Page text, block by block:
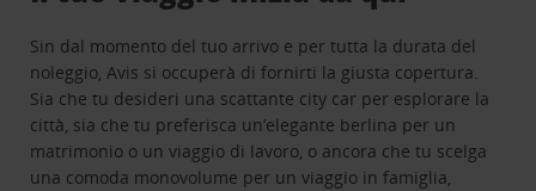
Sin dal momento del tuo arrivo e per tutta la durata del
noleggio, Avis si occuperà di fornirti la giusta copertura.
Sia che tu desideri una scattante city car per esplorare la
città, sia che tu preferisca un’elegante berlina per un
matrimonio o un viaggio di lavoro, o ancora che tu scelga
una comoda monovolume per un viaggio in famiglia,